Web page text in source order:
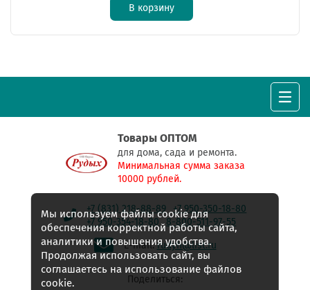
В корзину
Товары ОПТОМ
для дома, сада и ремонта.
Минимальная сумма заказа
10000 рублей.
+7 (831) 218-88-89
+7 950-350-18-80
+7 950-354-18-80
8-800-511-97-55
E-mail:rudyh@list.ru
Поделиться:
Мы используем файлы cookie для
обеспечения корректной работы сайта,
аналитики и повышения удобства.
Продолжая использовать сайт, вы
соглашаетесь на использование файлов
cookie.